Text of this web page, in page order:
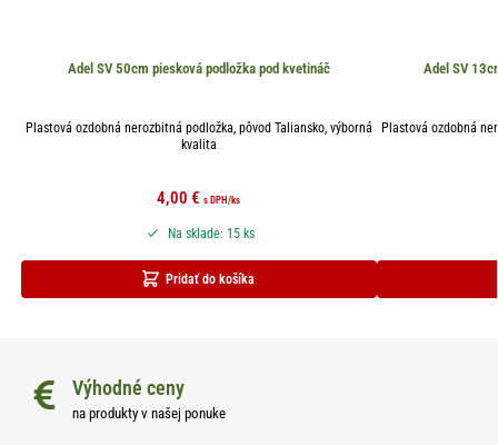
Adel SV 50cm piesková podložka pod kvetináč
Plastová ozdobná nerozbitná podložka, pôvod Taliansko, výborná
kvalita
4,00€ s DPH/ks
Pridať do košíka
Na sklade: 15 ks
Adel SV
Plastová ozdobná
Výhodné ceny
na produkty v našej ponuke